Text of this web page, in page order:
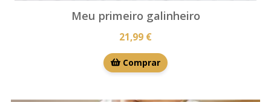
Meu primeiro galinheiro
21,99 €
Comprar